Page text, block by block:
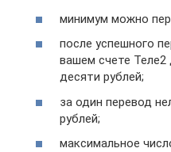
минимум можно
после успешного
вашем счете
десяти рублей;
за один перевод
рублей;
максимальное